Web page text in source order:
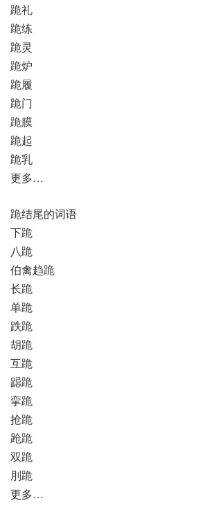
跪礼
跪练
跪灵
跪炉
跪履
跪门
跪膜
跪起
跪乳
更多…
跪结尾的词语
下跪
八跪
伯禽趋跪
长跪
单跪
跌跪
胡跪
互跪
跽跪
挛跪
抢跪
跄跪
双跪
刖跪
更多…